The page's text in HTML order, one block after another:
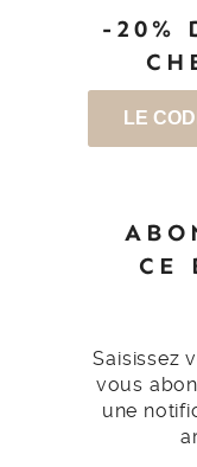
-20%
LE
CE
Saisissez
vous
une